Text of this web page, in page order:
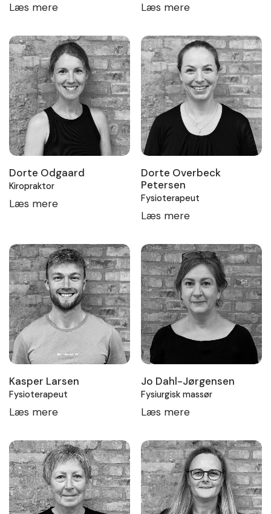
Læs mere Læs mere
Dorte Odgaard
Kiropraktor
Læs mere
Dorte Overbeck
Petersen
Fysioterapeut
Læs mere
Kasper Larsen
Fysioterapeut
Læs mere
Jo Dahl-Jørgensen
Fysiurgisk massør
Læs mere